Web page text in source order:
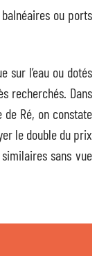
ou ports
sur l’eau ou dotés
recherchés. Dans
de Ré, on constate
le double du prix
sans vue